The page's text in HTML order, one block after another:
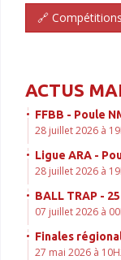
🔗
ACTUS
FFBB - Poule
28 juillet 2026 à
Ligue ARA -
28 juillet 2026 à
BALL TRAP -
07 juillet 2026 à
Finales
27 mai 2026 à